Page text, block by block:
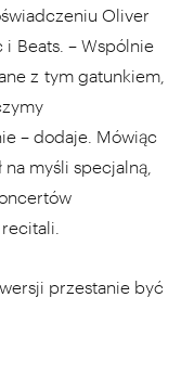
Oliver
Beats. – Wspólnie
z tym gatunkiem,
– dodaje. Mówiąc
myśli specjalną,
przestanie być